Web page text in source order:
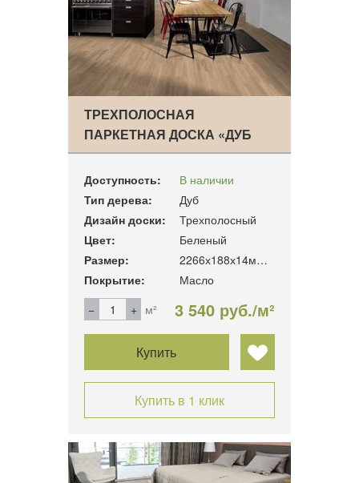
ТРЕХПОЛОСНАЯ
ПАРКЕТНАЯ ДОСКА «ДУБ
ЛАТТЕ» P…
Доступность:
В наличии
Тип дерева:
Дуб
Дизайн доски:
Трехполосный
Цвет:
Беленый
Размер:
2266х188х14мм. 3.41м2/уп
Покрытие:
Масло
м²
3 540 руб./м²
Купить
Купить в 1 клик